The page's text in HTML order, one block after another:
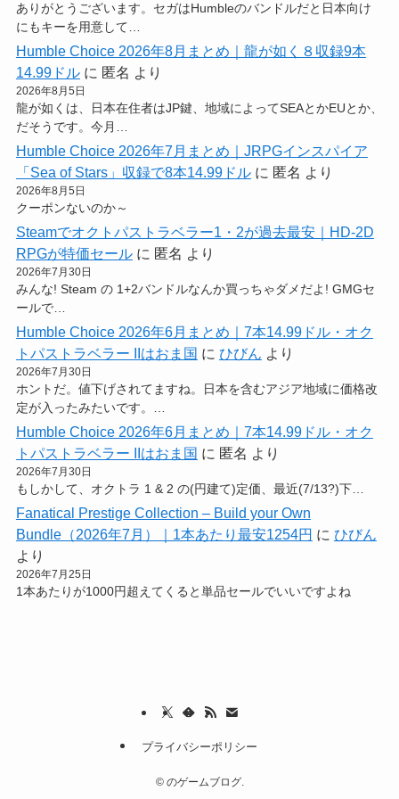
ありがとうございます。セガはHumbleのバンドルだと日本向け
にもキーを用意して…
Humble Choice 2026年8月まとめ｜龍が如く８収録9本
14.99ドルに 匿名 より
2026年8月5日
龍が如くは、日本在住者はJP鍵、地域によってSEAとかEUとか、
だそうです。今月…
Humble Choice 2026年7月まとめ｜JRPGインスパイア
「Sea of Stars」収録で8本14.99ドルに 匿名 より
2026年8月5日
クーポンないのか～
Steamでオクトパストラベラー1・2が過去最安｜HD-2D
RPGが特価セールに 匿名 より
2026年7月30日
みんな! Steam の 1+2バンドルなんか買っちゃダメだよ! GMGセ
ールで…
Humble Choice 2026年6月まとめ｜7本14.99ドル・オク
トパストラベラー IIはおま国 に ひびん より
2026年7月30日
ホントだ。値下げされてますね。日本を含むアジア地域に価格改
定が入ったみたいです。…
Humble Choice 2026年6月まとめ｜7本14.99ドル・オク
トパストラベラー IIはおま国 に 匿名 より
2026年7月30日
もしかして、オクトラ 1 & 2 の(円建て)定価、最近(7/13?)下…
Fanatical Prestige Collection – Build your Own
Bundle（2026年7月）｜1本あたり最安1254円 に ひびん
より
2026年7月25日
1本あたりが1000円超えてくると単品セールでいいですよね
プライバシーポリシー
©のゲームブログ.